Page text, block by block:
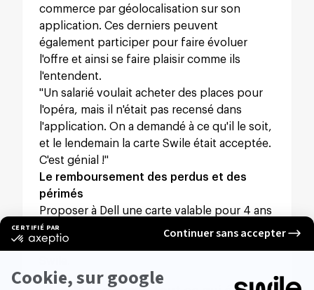
commerce par géolocalisation sur son
application. Ces derniers peuvent
également participer pour faire évoluer
l'offre et ainsi se faire plaisir comme ils
l'entendent.
"Un salarié voulait acheter des places pour
l'opéra, mais il n'était pas recensé dans
l'application. On a demandé à ce qu'il le soit,
et le lendemain la carte Swile était acceptée.
C'est génial !"
Le remboursement des perdus et des
périmés
Proposer à Dell une carte valable pour 4 ans
et le remboursement des titres perdus ou
périmés a beaucoup joué en la faveur de